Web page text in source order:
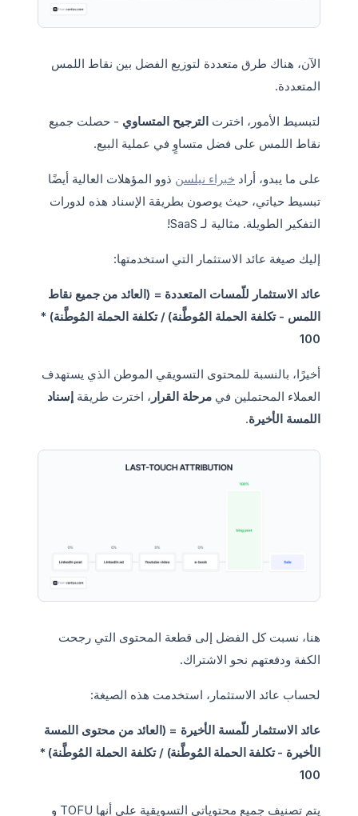
الآن، هناك طرق متعددة لتوزيع الفضل بين نقاط اللمس
المتعددة.
لتبسيط الأمور، اخترت الترجيح المتساوي - حصلت جميع
نقاط اللمس على فضل متساوٍ في عملية البيع.
على ما يبدو، أراد خبراء نيلسن ذوو المؤهلات العالية أيضًا
تبسيط حياتي، حيث يوصون بطريقة الإسناد هذه لدورات
التفكير الطويلة. مثالية لـ SaaS!
إليك صيغة عائد الاستثمار التي استخدمتها:
عائد الاستثمار للّمسات المتعددة = (العائد من جميع نقاط
اللمس - تكلفة الحملة المُوطَّنة) / تكلفة الحملة المُوطَّنة) *
100
أخيرًا، بالنسبة للمحتوى التسويقي الموطن الذي يستهدف
العملاء المحتملين في مرحلة القرار ، اخترت طريقةإسناد
اللمسة الأخيرة.
هنا، نسبت كل الفضل إلى قطعة المحتوى التي رجحت
الكفة ودفعتهم نحو الاشتراك.
لحساب عائد الاستثمار، استخدمت هذه الصيغة:
عائد الاستثمار للّمسة الأخيرة = (العائد من محتوى اللمسة
الأخيرة - تكلفة الحملة المُوطَّنة) / تكلفة الحملة المُوطَّنة) *
100
يتم تصنيف جميع محتوياتي التسويقية على أنها TOFU و